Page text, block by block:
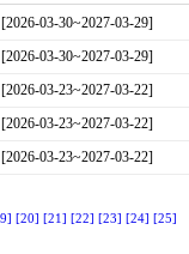
[2026-03-30~2027-03-29]
[2026-03-30~2027-03-29]
[2026-03-23~2027-03-22]
[2026-03-23~2027-03-22]
[2026-03-23~2027-03-22]
[20] [21] [22] [23] [24] [25]